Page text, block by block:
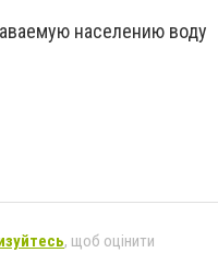
населению воду
, щоб оцінити